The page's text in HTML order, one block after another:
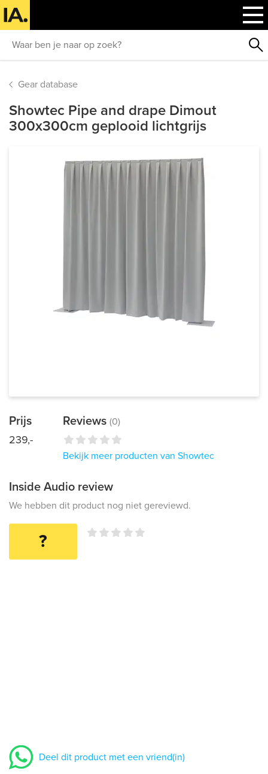
Gear database
Showtec Pipe and drape Dimout
300x300cm geplooid lichtgrijs
Prijs
239,-
Reviews (0)
Bekijk meer producten van Showtec
Inside Audio review
We hebben dit product nog niet gereviewd.
?
Deel dit product met een vriend(in)